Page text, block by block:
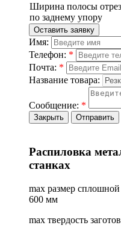
Ширина полосы
по заднему упору
Оставить заявку
Имя:
Телефон: *
Почта: *
Название товара:
Сообщение: *
Закрыть Отправить
Распиловка
станках
max размер
600 мм
max твердость